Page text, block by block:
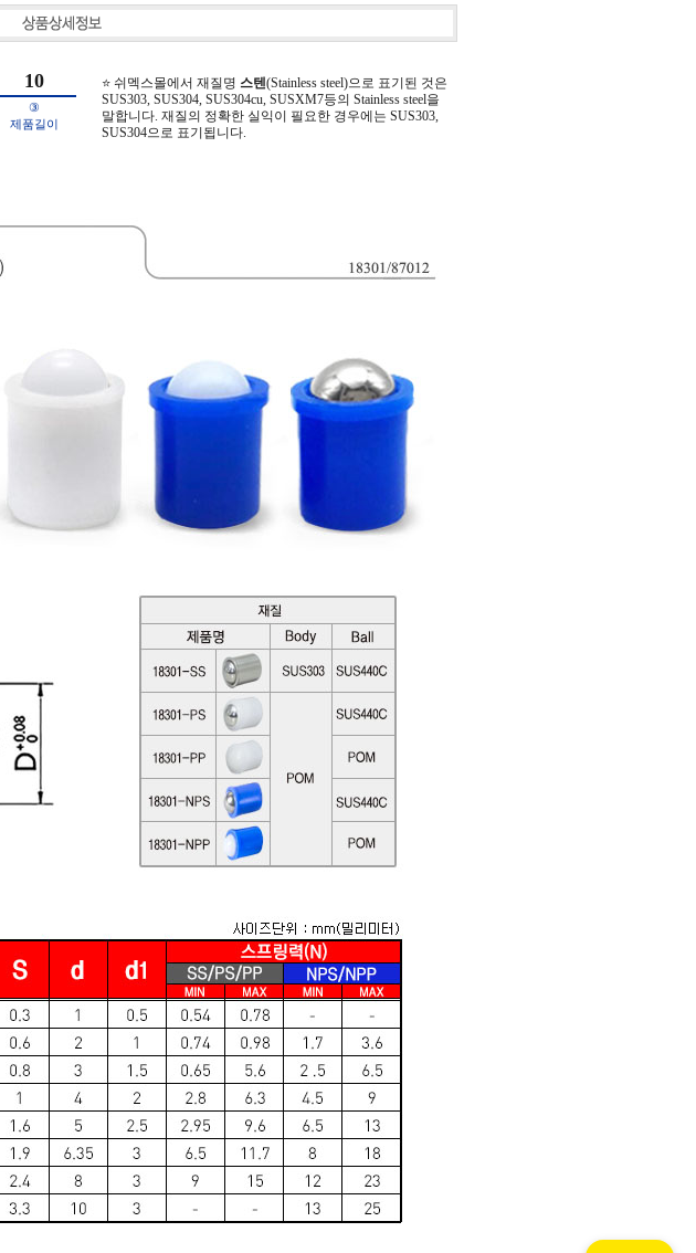
10
③
제품길이
⭐ 쉬멕스몰에서 재질명 스텐(Stainless steel)으로 표기된 것은
SUS303, SUS304, SUS304cu, SUSXM7등의 Stainless steel을
말합니다. 재질의 정확한 실익이 필요한 경우에는 SUS303,
SUS304으로 표기됩니다.